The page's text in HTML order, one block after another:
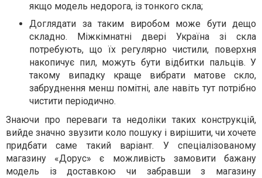
якщо модель недорога, із тонкого скла;
Доглядати за таким виробом може бути дещо
складно. Міжкімнатні двері Україна зі скла
потребують, що їх регулярно чистили, поверхня
накопичує пил, можуть бути відбитки пальців. У
такому випадку краще вибрати матове скло,
забруднення менш помітні, але навіть тут потрібно
чистити періодично.
Знаючи про переваги та недоліки таких конструкцій,
вийде значно звузити коло пошуку і вирішити, чи хочете
придбати саме такий варіант. У спеціалізованому
магазину «Дорус» є можливість замовити бажану
модель із доставкою чи забравши з магазину